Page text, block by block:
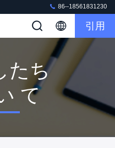
86--18561831230
引用
たち
て